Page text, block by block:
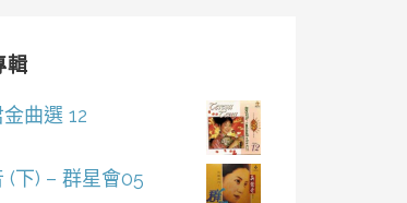
輯
曲選 12
(下) – 群星會05